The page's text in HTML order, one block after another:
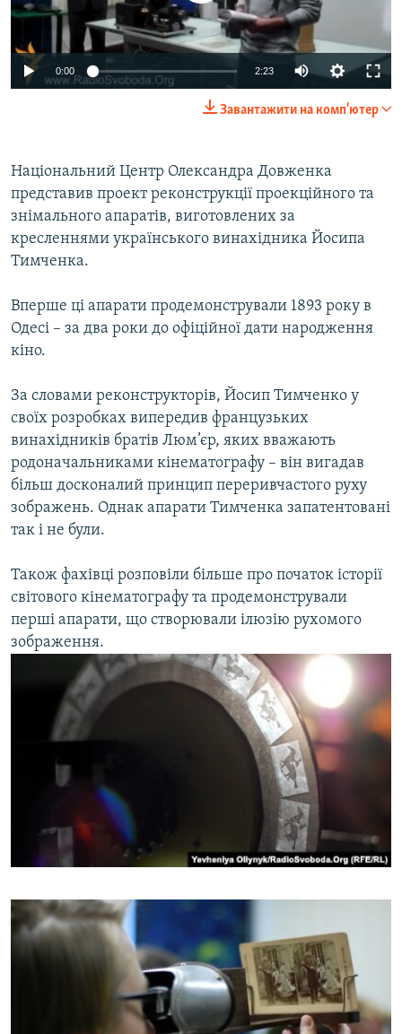
ВІДЕОУРОКИ «ELIFBE»
СВІДЧЕННЯ ОКУПАЦІЇ
УКРАЇНСЬКА ПРОБЛЕМА КРИМУ
Русский
Qırımtatar
Усі сайти RFE/RL
0:00 2:23
Завантажити на комп'ютер
Національний Центр Олександра Довженка
представив проект реконструкції проекційного та
знімального апаратів, виготовлених за
кресленнями українського винахідника Йосипа
Тимченка.
Вперше ці апарати продемонстрували 1893 року в
Одесі – за два роки до офіційної дати народження
кіно.
За словами реконструкторів, Йосип Тимченко у
своїх розробках випередив французьких
винахідників братів Люм’єр, яких вважають
родоначальниками кінематографу – він вигадав
більш досконалий принцип переривчастого руху
зображень. Однак апарати Тимченка запатентовані
так і не були.
Також фахівці розповіли більше про початок історії
світового кінематографу та продемонстрували
перші апарати, що створювали ілюзію рухомого
зображення.